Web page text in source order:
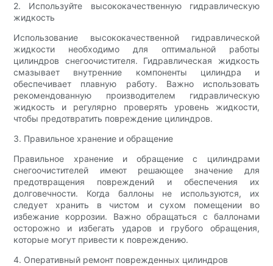
2. Используйте высококачественную гидравлическую
жидкость
Использование высококачественной гидравлической
жидкости необходимо для оптимальной работы
цилиндров снегоочистителя. Гидравлическая жидкость
смазывает внутренние компоненты цилиндра и
обеспечивает плавную работу. Важно использовать
рекомендованную производителем гидравлическую
жидкость и регулярно проверять уровень жидкости,
чтобы предотвратить повреждение цилиндров.
3. Правильное хранение и обращение
Правильное хранение и обращение с цилиндрами
снегоочистителей имеют решающее значение для
предотвращения повреждений и обеспечения их
долговечности. Когда баллоны не используются, их
следует хранить в чистом и сухом помещении во
избежание коррозии. Важно обращаться с баллонами
осторожно и избегать ударов и грубого обращения,
которые могут привести к повреждению.
4. Оперативный ремонт поврежденных цилиндров